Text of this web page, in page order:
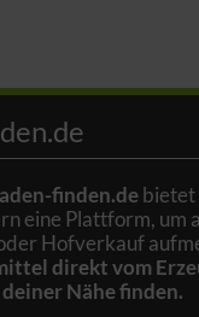
finden.debietet
eine Plattform, um
Hofverkauf
direkt vom
Nähe finden.